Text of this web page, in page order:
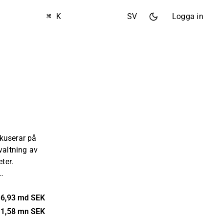
⌘ K SV Logga in
på
av
lager och
utgörs
6,93 md SEK
1,58 mn SEK